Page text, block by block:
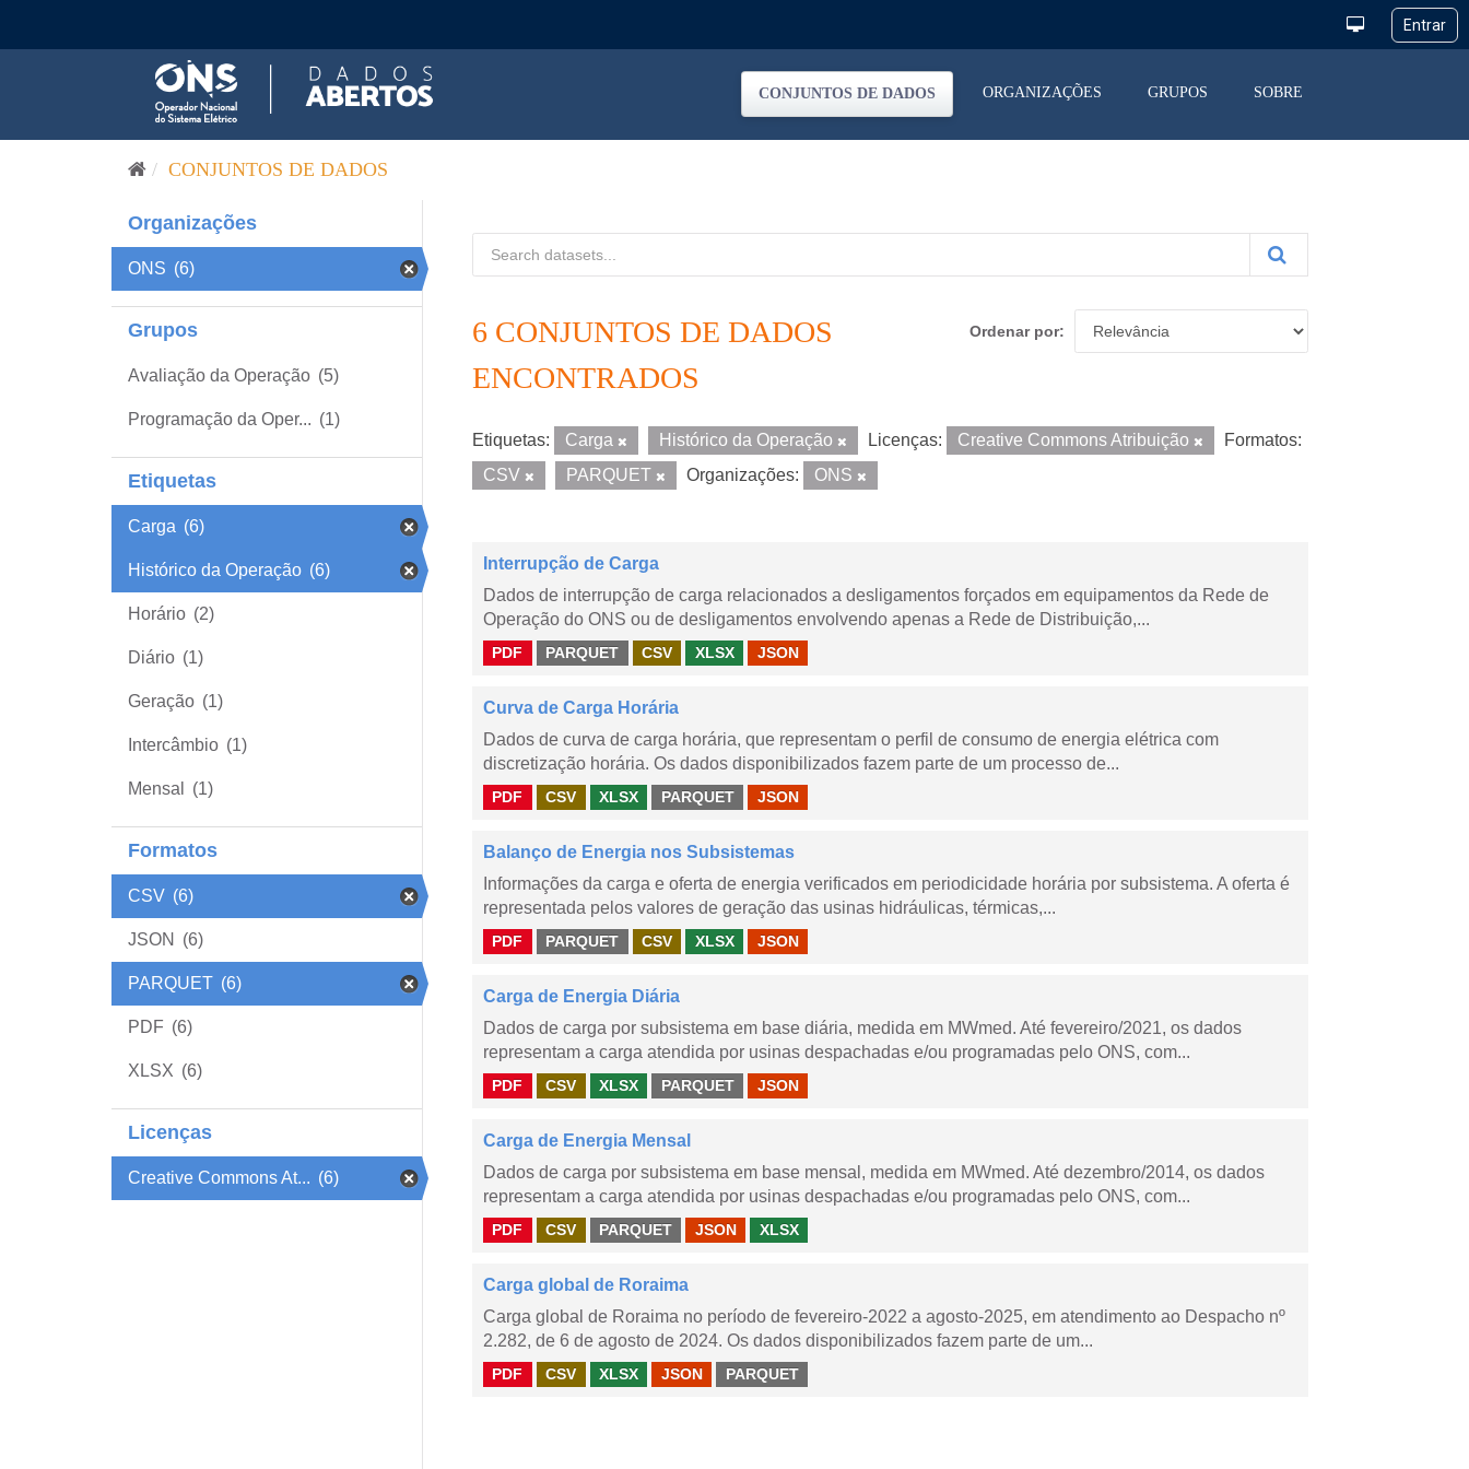
CONJUNTOS DE DADOS ORGANIZAÇÕES GRUPOS SOBRE
CONJUNTOS DE DADOS
Organizações
ONS (6)
Grupos
Avaliação da Operação (5)
Programação da Oper... (1)
Etiquetas
Carga (6)
Histórico da Operação (6)
Horário (2)
Diário (1)
Geração (1)
Intercâmbio (1)
Mensal (1)
Formatos
CSV (6)
JSON (6)
PARQUET (6)
PDF (6)
XLSX (6)
Licenças
Creative Commons At... (6)
Ordenar por
6 CONJUNTOS DE DADOS
ENCONTRADOS
Etiquetas: Carga Histórico da Operação Licenças: Creative Commons Atribuição
Formatos:
CSV
PARQUET Organizações: ONS
Interrupção de Carga
Dados de interrupção de carga relacionados a desligamentos forçados em equipamentos da Rede de
Operação do ONS ou de desligamentos envolvendo apenas a Rede de Distribuição,...
PDF PARQUET CSV XLSX JSON
Curva de Carga Horária
Dados de curva de carga horária, que representam o perfil de consumo de energia elétrica com
discretização horária. Os dados disponibilizados fazem parte de um processo de...
PDF CSV XLSX PARQUET JSON
Balanço de Energia nos Subsistemas
Informações da carga e oferta de energia verificados em periodicidade horária por subsistema. A oferta é
representada pelos valores de geração das usinas hidráulicas, térmicas,...
PDF PARQUET CSV XLSX JSON
Carga de Energia Diária
Dados de carga por subsistema em base diária, medida em MWmed. Até fevereiro/2021, os dados
representam a carga atendida por usinas despachadas e/ou programadas pelo ONS, com...
PDF CSV XLSX PARQUET JSON
Carga de Energia Mensal
Dados de carga por subsistema em base mensal, medida em MWmed. Até dezembro/2014, os dados
representam a carga atendida por usinas despachadas e/ou programadas pelo ONS, com...
PDF CSV PARQUET JSON XLSX
Carga global de Roraima
Carga global de Roraima no período de fevereiro-2022 a agosto-2025, em atendimento ao Despacho nº
2.282, de 6 de agosto de 2024. Os dados disponibilizados fazem parte de um...
PDF CSV XLSX JSON PARQUET